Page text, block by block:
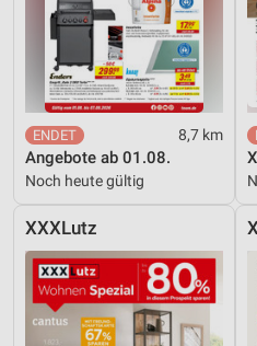
8,7 km
Angebote ab 01.08.
Noch heute gültig
XXXLutz